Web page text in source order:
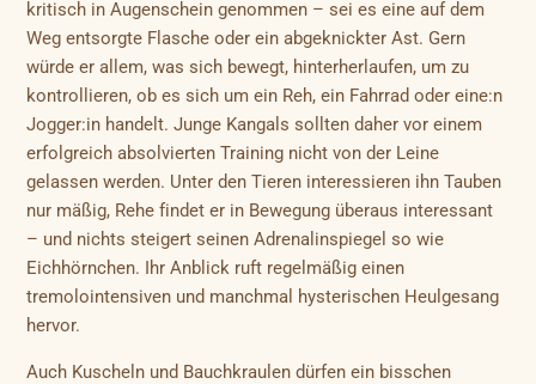
kritisch in Augenschein genommen – sei es eine auf dem
Weg entsorgte Flasche oder ein abgeknickter Ast. Gern
würde er allem, was sich bewegt, hinterherlaufen, um zu
kontrollieren, ob es sich um ein Reh, ein Fahrrad oder eine:n
Jogger:in handelt. Junge Kangals sollten daher vor einem
erfolgreich absolvierten Training nicht von der Leine
gelassen werden. Unter den Tieren interessieren ihn Tauben
nur mäßig, Rehe findet er in Bewegung überaus interessant
– und nichts steigert seinen Adrenalinspiegel so wie
Eichhörnchen. Ihr Anblick ruft regelmäßig einen
tremolointensiven und manchmal hysterischen Heulgesang
hervor.
Auch Kuscheln und Bauchkraulen dürfen ein bisschen